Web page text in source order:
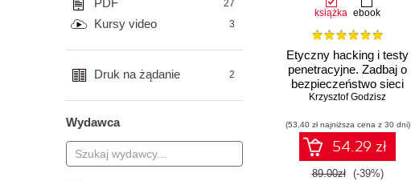
PDF 27
Kursy video 3
Druk na żądanie 2
Wydawca
książka ebook
Etyczny hacking i testy
penetracyjne. Zadbaj o
bezpieczeństwo sieci
LAN i WLAN
Krzysztof Godzisz
(53,40 zł najniższa cena z 30 dni)
54.29 zł
89.00zł (-39%)